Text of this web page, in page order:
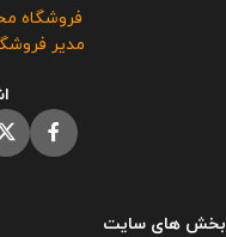
فروشگاه
مدیر
بخش های سایت